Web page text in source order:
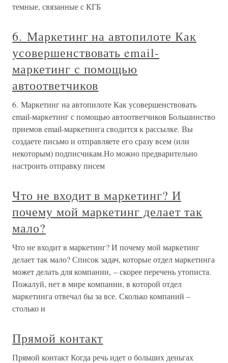
темные, связанные с КГБ
6. Маркетинг на автопилоте Как
усовершенствовать email-
маркетинг с помощью
автоответчиков
6. Маркетинг на автопилоте Как усовершенствовать
email-маркетинг с помощью автоответчиков Большинство
приемов email-маркетинга сводится к рассылке. Вы
создаете письмо и отправляете его сразу всем (или
некоторым) подписчикам.Но можно предварительно
настроить отправку писем
Что не входит в маркетинг? И
почему мой маркетинг делает так
мало?
Что не входит в маркетинг? И почему мой маркетинг
делает так мало? Список задач, которые отдел маркетинга
может делать для компании, – скорее перечень утописта.
Пожалуй, нет в мире компании, в которой отдел
маркетинга отвечал бы за все. Сколько компаний –
столько и
Прямой контакт
Прямой контакт Когда речь идет о больших деньгах